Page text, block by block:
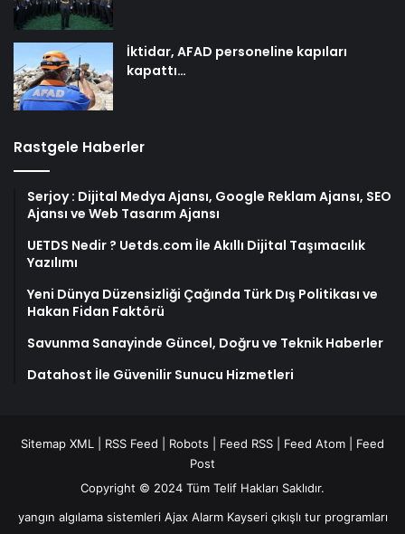
İktidar, AFAD personeline kapıları
kapattı…
Rastgele Haberler
Serjoy : Dijital Medya Ajansı, Google Reklam Ajansı, SEO
Ajansı ve Web Tasarım Ajansı
UETDS Nedir ? Uetds.com İle Akıllı Dijital Taşımacılık
Yazılımı
Yeni Dünya Düzensizliği Çağında Türk Dış Politikası ve
Hakan Fidan Faktörü
Savunma Sanayinde Güncel, Doğru ve Teknik Haberler
Datahost İle Güvenilir Sunucu Hizmetleri
Sitemap XML RSS Feed Robots Feed RSS Feed Atom
Feed
Post
Copyright © 2024 Tüm Telif Hakları Saklıdır.
yangın algılama sistemleri Ajax Alarm Kayseri çıkışlı tur programları